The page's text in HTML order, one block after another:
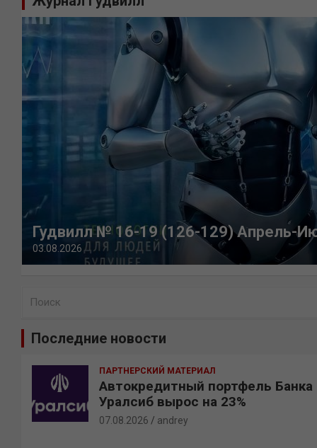
Гудвилл № 16-19 (126-129) Апрель-
03.08.2026
Последние новости
ПАРТНЕРСКИЙ МАТЕРИАЛ
Автокредитный портфель Банка
Уралсиб вырос на 23%
07.08.2026 andrey